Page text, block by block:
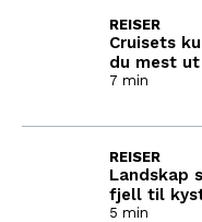
Cruisets
du mest
REISER
7 min
Landskap
fjell til
REISER
5 min